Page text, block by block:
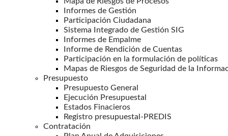
Informes de Gestión
Participación Ciudadana
Sistema Integrado de Gestión SIG
Informes de Empalme
Informe de Rendición de Cuentas
Participación en la formulación de políticas
Mapas de Riesgos de Seguridad de la
Presupuesto
Presupuesto General
Ejecución Presupuestal
Estados Finacieros
Registro presupuestal-PREDIS
Contratación